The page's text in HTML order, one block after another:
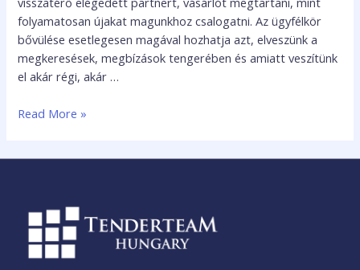
folyamatosan újakat magunkhoz csalogatni. Az ügyfélkör
bővülése esetlegesen magával hozhatja azt, elveszünk a
megkeresések, megbízások tengerében és amiatt veszítünk
el akár régi, akár …
Read More »